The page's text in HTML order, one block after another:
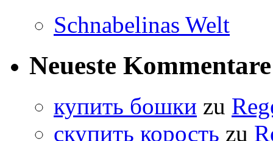
Schnabelinas Welt
Neueste Kommentare
купить бошки zu
скупить корость zu